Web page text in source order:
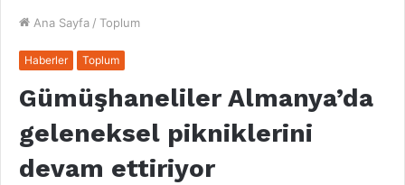
Ana Sayfa / Toplum
Haberler Toplum
Gümüşhaneliler Almanya’da
geleneksel pikniklerini
devam ettiriyor